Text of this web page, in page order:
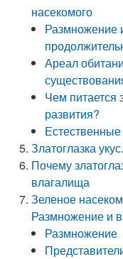
насекомого
Размножение
Ареал
Чем питается
развития?
Естественные
Златоглазка
Почему
влагалища
Зеленое
Размножение и
Размножение